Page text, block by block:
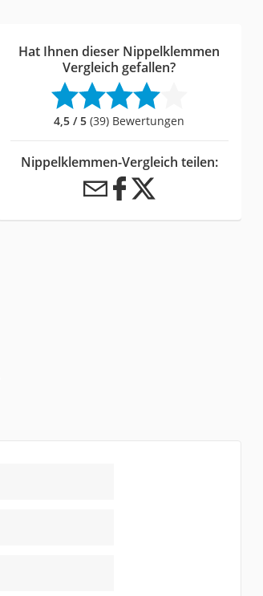
Hat Ihnen dieser Nippelklemmen
Vergleich gefallen?
4,5 / 5 (39) Bewertungen
Nippelklemmen-Vergleich teilen: